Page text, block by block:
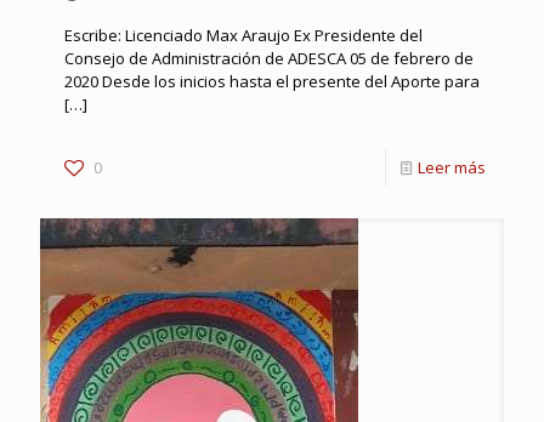
Escribe: Licenciado Max Araujo Ex Presidente del
Consejo de Administración de ADESCA 05 de febrero de
2020 Desde los inicios hasta el presente del Aporte para
[…]
0 Leer más